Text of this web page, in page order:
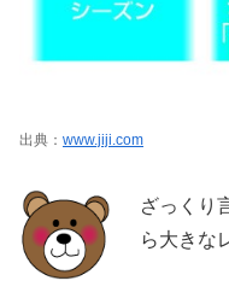
出典： www.jiji.com
ざっくり
ら大きな